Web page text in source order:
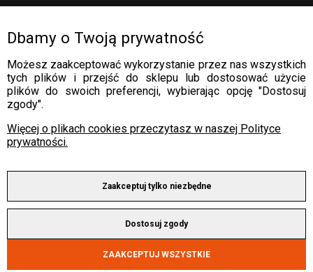
WARTO WIEDZIEĆ
WARTO WIEDZIEĆ
WARTO WIEDZIEĆ
Rozwiń
DOSTAWA:
Copyright © 2025 by ALLWELD®
Wszelkie prawa zastrzeżone.
Dbamy o Twoją prywatność
Możesz zaakceptować wykorzystanie przez nas wszystkich
tych plików i przejść do sklepu lub dostosować użycie
plików do swoich preferencji, wybierając opcję "Dostosuj
zgody".
Więcej o plikach cookies przeczytasz w naszej Polityce
prywatności.
Zaakceptuj tylko niezbędne
Dostosuj zgody
ZAAKCEPTUJ WSZYSTKIE